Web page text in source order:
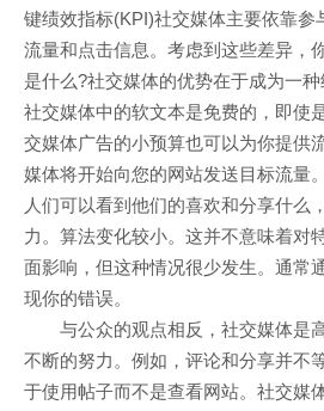
键绩效指标(KPI)社交媒体主要依靠参
流量和点击信息。考虑到这些差异，
是什么?社交媒体的优势在于成为一种
社交媒体中的软文本是免费的，即使
交媒体广告的小预算也可以为你提供
媒体将开始向您的网站发送目标流量
人们可以看到他们的喜欢和分享什么
力。算法变化较小。这并不意味着对
面影响，但这种情况很少发生。通常
现你的错误。
与公众的观点相反，社交媒体是
不断的努力。例如，评论和分享并不
于使用帖子而不是查看网站。社交媒